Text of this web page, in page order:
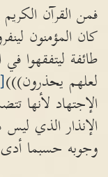
فمن القرآن
كان المؤمنون
طائفة ليتفقهوا
لعلهم يحذرون)))[1]
الإجتهاد لأنها
الإنذار الذي
وجوبه حسبما أدى